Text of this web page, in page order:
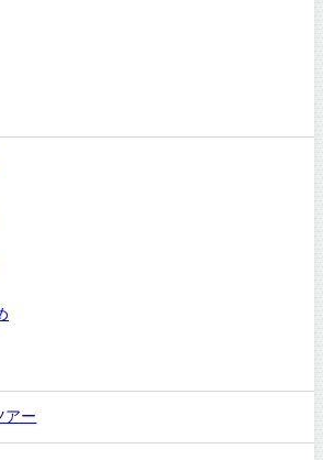
アー